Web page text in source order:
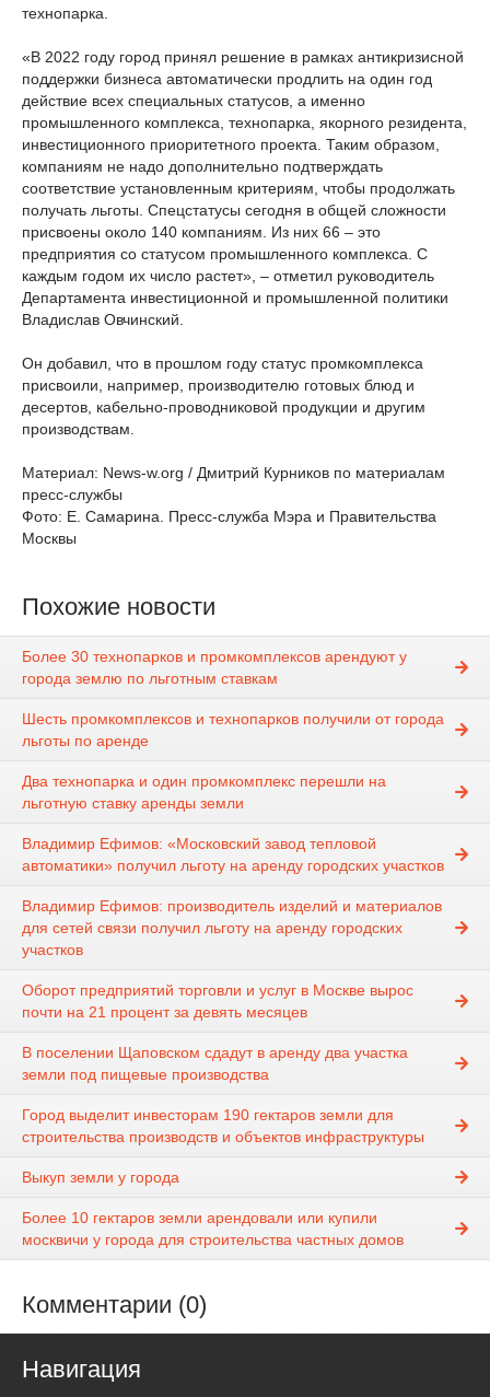
технопарка.
«В 2022 году город принял решение в рамках антикризисной
поддержки бизнеса автоматически продлить на один год
действие всех специальных статусов, а именно
промышленного комплекса, технопарка, якорного резидента,
инвестиционного приоритетного проекта. Таким образом,
компаниям не надо дополнительно подтверждать
соответствие установленным критериям, чтобы продолжать
получать льготы. Спецстатусы сегодня в общей сложности
присвоены около 140 компаниям. Из них 66 – это
предприятия со статусом промышленного комплекса. С
каждым годом их число растет», – отметил руководитель
Департамента инвестиционной и промышленной политики
Владислав Овчинский.
Он добавил, что в прошлом году статус промкомплекса
присвоили, например, производителю готовых блюд и
десертов, кабельно-проводниковой продукции и другим
производствам.
Материал: News-w.org / Дмитрий Курников по материалам
пресс-службы
Фото: Е. Самарина. Пресс-служба Мэра и Правительства
Москвы
Похожие новости
Более 30 технопарков и промкомплексов арендуют у
города землю по льготным ставкам
Шесть промкомплексов и технопарков получили от города
льготы по аренде
Два технопарка и один промкомплекс перешли на
льготную ставку аренды земли
Владимир Ефимов: «Московский завод тепловой
автоматики» получил льготу на аренду городских участков
Владимир Ефимов: производитель изделий и материалов
для сетей связи получил льготу на аренду городских
участков
Оборот предприятий торговли и услуг в Москве вырос
почти на 21 процент за девять месяцев
В поселении Щаповском сдадут в аренду два участка
земли под пищевые производства
Город выделит инвесторам 190 гектаров земли для
строительства производств и объектов инфраструктуры
Выкуп земли у города
Более 10 гектаров земли арендовали или купили
москвичи у города для строительства частных домов
Комментарии (0)
Навигация